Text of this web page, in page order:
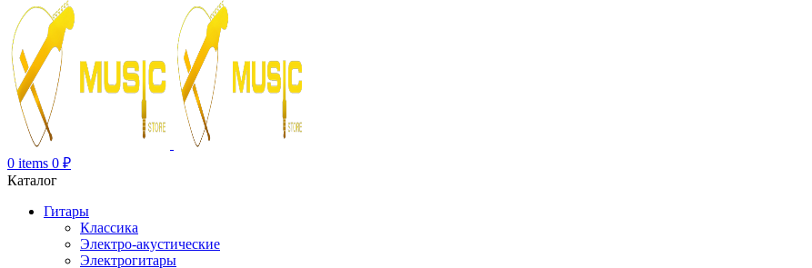
0 items 0 ₽
Каталог
Гитары
Классика
Электро-акустические
Электрогитары